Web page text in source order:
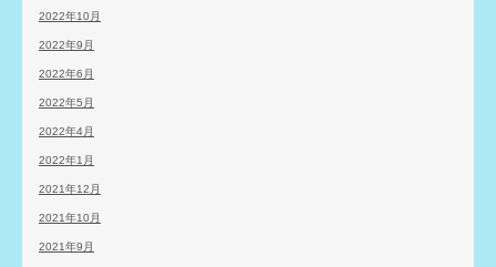
2022年10月
2022年9月
2022年6月
2022年5月
2022年4月
2022年1月
2021年12月
2021年10月
2021年9月